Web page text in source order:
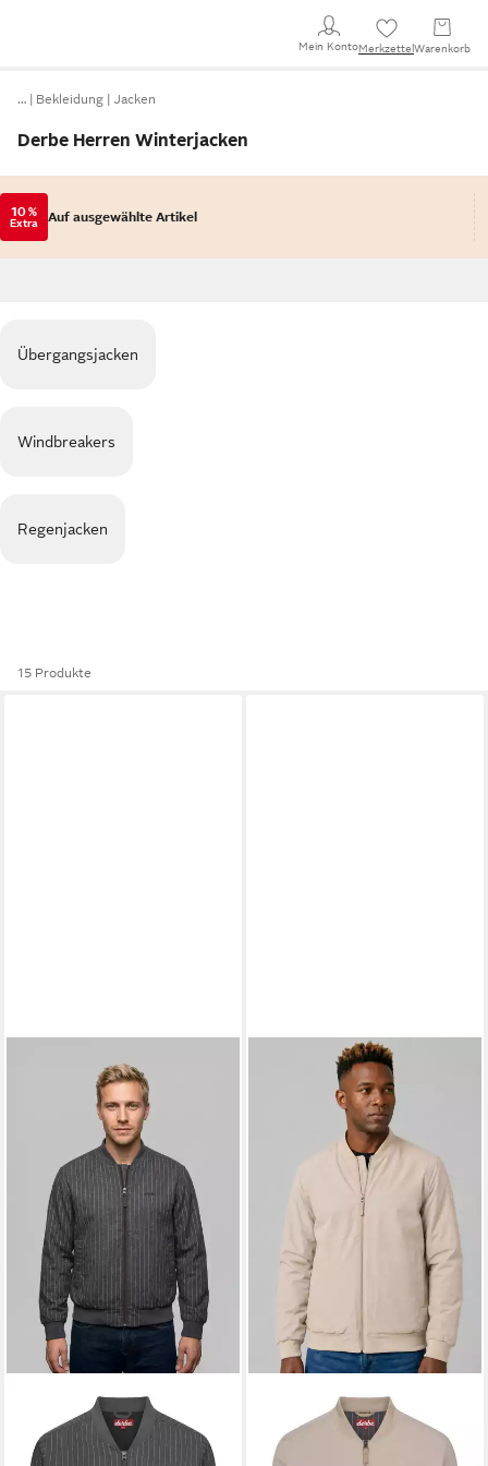
Mein KontoMerkzettel Warenkorb
… Bekleidung Jacken
Derbe Herren Winterjacken
10 %
Extra Auf ausgewählte Artikel
Übergangsjacken
Windbreakers
Regenjacken
15 Produkte